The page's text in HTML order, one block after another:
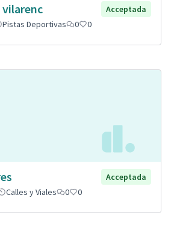
Acceptada
Pistas Deportivas 0 0
Acceptada
Calles y Viales 0 0